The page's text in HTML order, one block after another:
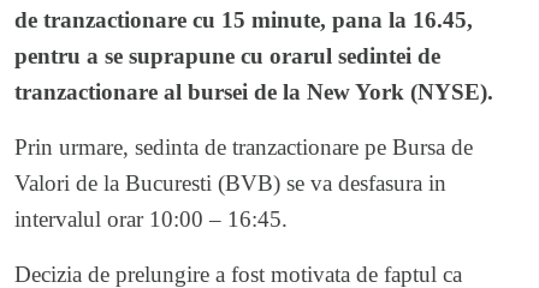
de tranzactionare cu 15 minute, pana la 16.45,
pentru a se suprapune cu orarul sedintei de
tranzactionare al bursei de la New York (NYSE).
Prin urmare, sedinta de tranzactionare pe Bursa de
Valori de la Bucuresti (BVB) se va desfasura in
intervalul orar 10:00 – 16:45.
Decizia de prelungire a fost motivata de faptul ca